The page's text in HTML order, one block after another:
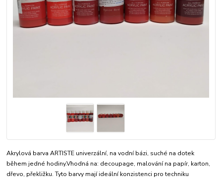
Akrylová barva ARTISTE univerzální, na vodní bázi, suché na dotek
během jedné hodiny.Vhodná na: decoupage, malování na papír, karton,
dřevo, překližku. Tyto barvy mají ideální konzistenci pro techniku